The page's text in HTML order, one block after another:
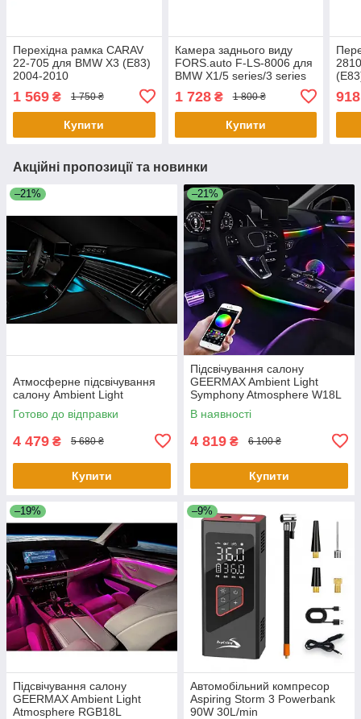
Перехідна рамка CARAV
22-705 для BMW X3 (E83)
2004-2010
1 569 ₴ 1 750 ₴
Купити
Камера заднього виду
FORS.auto F-LS-8006 для
BMW X1/5 series/3 series
2011-2017
1 728₴ 1 800 ₴
Купити
918
Акційні пропозиції та новинки
–21%
Атмосферне підсвічування
салону Ambient Light
Готово до відправки
4 479 ₴ 5 680 ₴
Купити
–21%
Підсвічування салону
GEERMAX Ambient Light
Symphony Atmosphere W18L
В наявності
4 819 ₴ 6 100 ₴
Купити
–19%
Підсвічування салону
GEERMAX Ambient Light
Atmosphere RGB18L
–9%
Автомобільний компресор
Aspiring Storm 3 Powerbank
90W 30L/min